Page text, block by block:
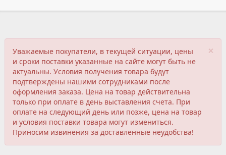
×
Уважаемые покупатели, в текущей ситуации, цены
и сроки поставки указанные на сайте могут быть не
актуальны. Условия получения товара будут
подтверждены нашими сотрудниками после
оформления заказа. Цена на товар действительна
только при оплате в день выставления счета. При
оплате на следующий день или позже, цена на товар
и условия поставки товара могут измениться.
Приносим извинения за доставленные неудобства!